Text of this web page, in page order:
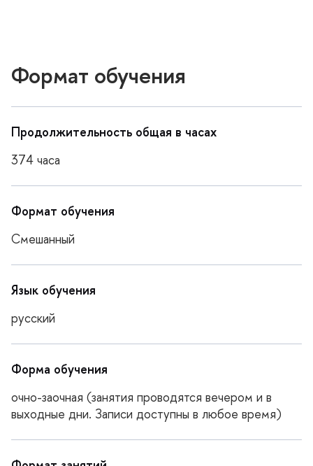
Формат обучения
Продолжительность общая в часах
374 часа
Формат обучения
Смешанный
Язык обучения
русский
Форма обучения
очно-заочная (занятия проводятся вечером и
ыходные дни. Записи доступны в любое время)